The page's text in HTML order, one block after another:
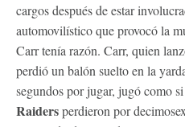
cargos después de estar
automovilístico que provocó la
Carr tenía razón. Carr, quien
perdió un balón suelto en la
segundos por jugar, jugó como
Raidersperdieron por